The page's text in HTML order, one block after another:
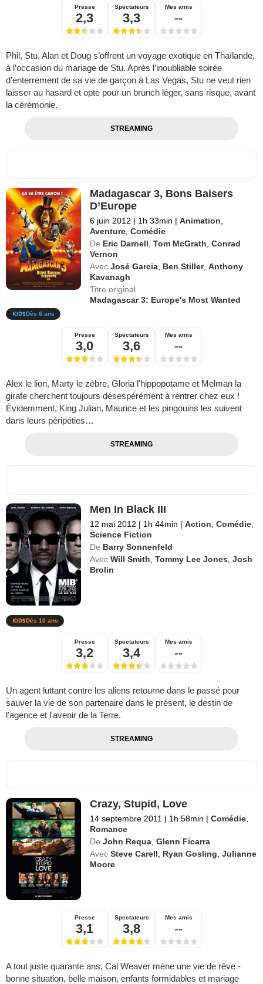
Presse
2,3
Spectateurs
3,3
Mes amis
--
Phil, Stu, Alan et Doug s’offrent un voyage exotique en Thaïlande,
à l’occasion du mariage de Stu. Après l’inoubliable soirée
d’enterrement de sa vie de garçon à Las Vegas, Stu ne veut rien
laisser au hasard et opte pour un brunch léger, sans risque, avant
la cérémonie.
STREAMING
Madagascar 3, Bons Baisers
D’Europe
6 juin 2012 | 1h 33min | Animation
Aventure ,Comédie
De Eric Darnell ,Tom McGrath ,Conrad
Vernon
Avec José Garcia Ben Stiller,Anthony
Kavanagh
Titre original
Madagascar 3: Europe's Most Wanted
Dès 6 ans
Presse
3,0
Spectateurs
3,6
Mes amis
--
Alex le lion, Marty le zèbre, Gloria l'hippopotame et Melman la
girafe cherchent toujours désespérément à rentrer chez eux !
Évidemment, King Julian, Maurice et les pingouins les suivent
dans leurs péripéties…
STREAMING
Men In Black III
12 mai 2012 | 1h 44min | Action ,Comédie
Science Fiction
De Barry Sonnenfeld
Avec Will Smith ,Tommy Lee Jones ,Josh
Brolin
Dès 10 ans
Presse
3,2
Spectateurs
3,4
Mes amis
--
Un agent luttant contre les aliens retourne dans le passé pour
sauver la vie de son partenaire dans le présent, le destin de
l'agence et l'avenir de la Terre.
STREAMING
Crazy, Stupid, Love
14 septembre 2011 | 1h 58min | Comédie
Romance
De John Requa ,Glenn Ficarra
Avec Steve Carell Ryan Gosling ,Julianne
Moore
Presse
3,1
Spectateurs
3,8
Mes amis
--
A tout juste quarante ans, Cal Weaver mène une vie de rêve -
bonne situation, belle maison, enfants formidables et mariage